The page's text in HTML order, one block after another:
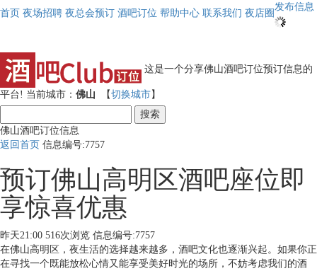
首页 夜场招聘 夜总会预订 酒吧订位 帮助中心 联系我们 夜店圈
发布信息
这是一个分享佛山酒吧订位预订信息的
平台! 当前城市： 佛山 【切换城市】
搜索
佛山酒吧订位信息
返回首页 信息编号:7757
预订佛山高明区酒吧座位即
享惊喜优惠
昨天21:00 516次浏览 信息编号:7757
在佛山高明区，夜生活的选择越来越多，酒吧文化也逐渐兴起。如果你正
在寻找一个既能放松心情又能享受美好时光的场所，不妨考虑我们的酒